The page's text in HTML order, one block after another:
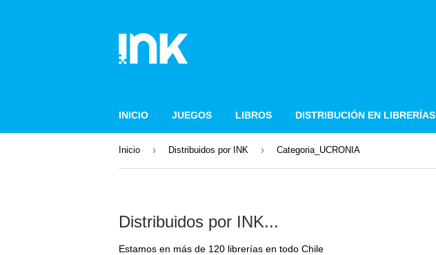
INICIO JUEGOS LIBROS DISTRIBUCIÓN EN LIBRERÍAS
Inicio › Distribuidos por INK › Categoria_UCRONIA
Distribuidos por INK...
Estamos en más de 120 librerías en todo Chile